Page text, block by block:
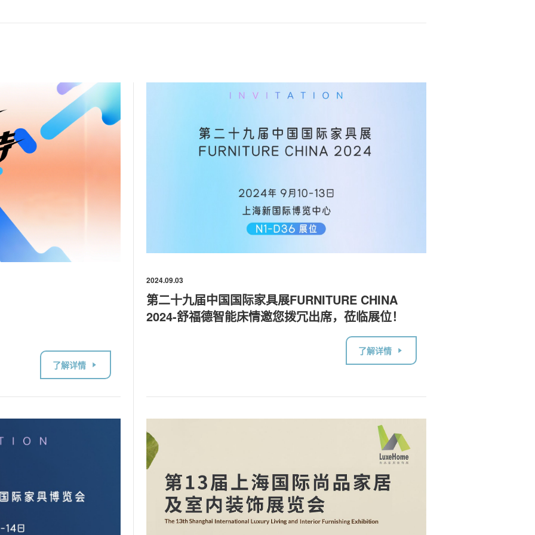
了解详情
2024.09.03
第二十九届中国国际家具展FURNITURE CHINA
2024-舒福德智能床情邀您拨冗出席，莅临展位！
了解详情